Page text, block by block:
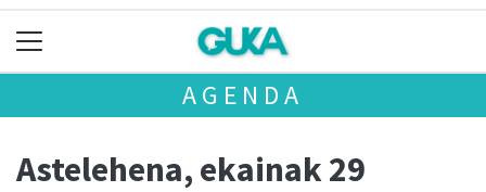
AGENDA
Astelehena, ekainak 29